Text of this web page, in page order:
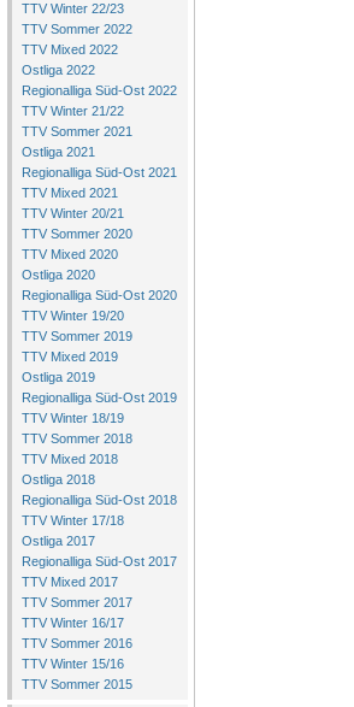
TTV Winter 22/23
TTV Sommer 2022
TTV Mixed 2022
Ostliga 2022
Regionalliga Süd-Ost 2022
TTV Winter 21/22
TTV Sommer 2021
Ostliga 2021
Regionalliga Süd-Ost 2021
TTV Mixed 2021
TTV Winter 20/21
TTV Sommer 2020
TTV Mixed 2020
Ostliga 2020
Regionalliga Süd-Ost 2020
TTV Winter 19/20
TTV Sommer 2019
TTV Mixed 2019
Ostliga 2019
Regionalliga Süd-Ost 2019
TTV Winter 18/19
TTV Sommer 2018
TTV Mixed 2018
Ostliga 2018
Regionalliga Süd-Ost 2018
TTV Winter 17/18
Ostliga 2017
Regionalliga Süd-Ost 2017
TTV Mixed 2017
TTV Sommer 2017
TTV Winter 16/17
TTV Sommer 2016
TTV Winter 15/16
TTV Sommer 2015